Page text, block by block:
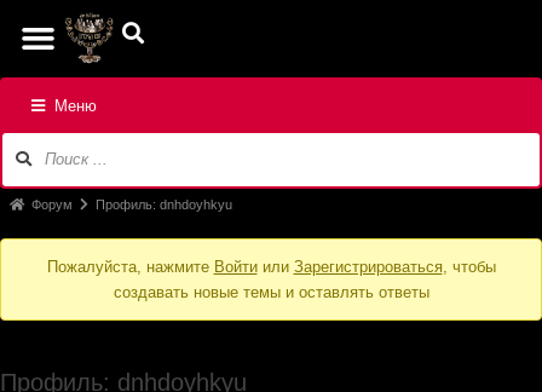
Меню
Форум Профиль: dnhdoyhkyu
Пожалуйста, нажмите Войтиили Зарегистрироваться, чтобы
создавать новые темы и оставлять ответы
Профиль: dnhdoyhkyu